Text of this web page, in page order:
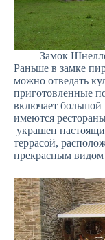
Замок
Раньше в замке
можно отведать
приготовленные
включает
имеются
украшен
террасой,
прекрасным